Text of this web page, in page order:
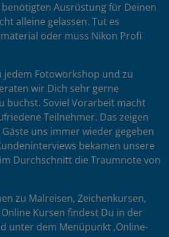
Ausrüstung für Deinen
alleine gelassen. Tut es
oder muss Nikon Profi
jedem Fotoworkshop und zu
wir Dich sehr gerne
buchst. Soviel Vorarbeit macht
Teilnehmer. Das zeigen
uns immer wieder gegeben
bekamen unsere
Durchschnitt die Traumnote von
zu Malreisen, Zeichenkursen,
Kursen findest Du in der
unter dem Menüpunkt ‚Online-